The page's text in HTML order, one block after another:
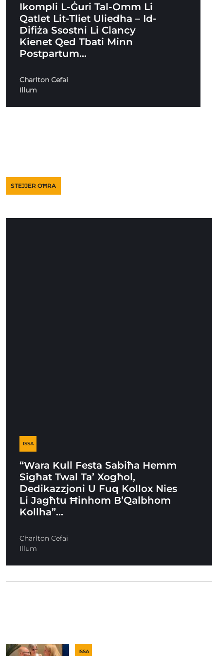
Ikompli L-Ġuri Tal-Omm Li
Qatlet Lit-Tliet Uliedha – Id-
Difiża Ssostni Li Clancy
Kienet Qed Tbati Minn
Postpartum…
Charlton Cefai
Illum
STEJJER OĦRA
ISSA
“Wara Kull Festa Sabiħa Hemm
Sigħat Twal Ta’ Xogħol,
Dedikazzjoni U Fuq Kollox Nies
Li Jagħtu Ħinhom B’Qalbhom
Kollha”…
Charlton Cefai
Illum
ISSA